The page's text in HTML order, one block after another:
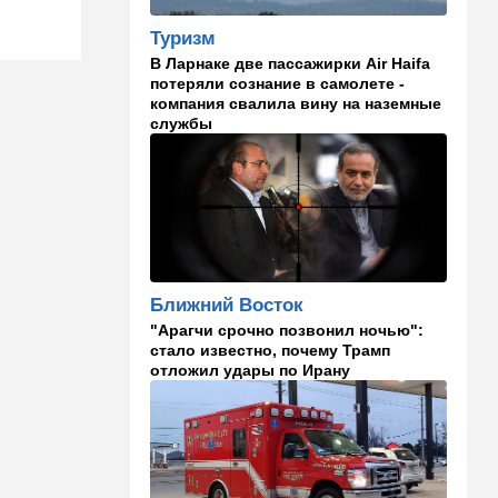
производителя дронов для
Украины
11:45 Израиль
Террорист "Нухбы",
участвовавший в резне 7
октября, работал в Газе
водителем грузовика
гумпомощи
В мире
К программе "спасем
Россию" от топливного
кризиса присоединилась
еще одна страна
Израиль
В Эйлатский залив приплыл
необычный гость. ВИДЕО
10:36 Израиль
Три пожара за минуты в
Туризм
В Ларнаке две пассажирки Air Haifa
потеряли сознание в самолете -
компания свалила вину на наземные
службы
Ближний Восток
"Арагчи срочно позвонил ночью":
стало известно, почему Трамп
отложил удары по Ирану